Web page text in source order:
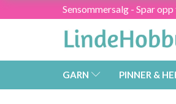
Sensommersalg - Spar
GARN PINNER &